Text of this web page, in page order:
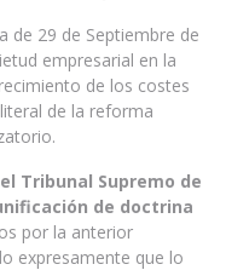
de 29 de Septiembre de
empresarial en la
de los costes
de la reforma
Tribunal Supremo de
de doctrina
por la anterior
expresamente que lo